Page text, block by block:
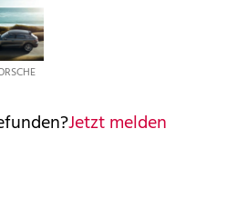
Jetzt melden